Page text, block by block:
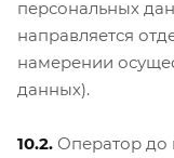
персональных
направляется
намерении
данных).
10.2. Оператор до